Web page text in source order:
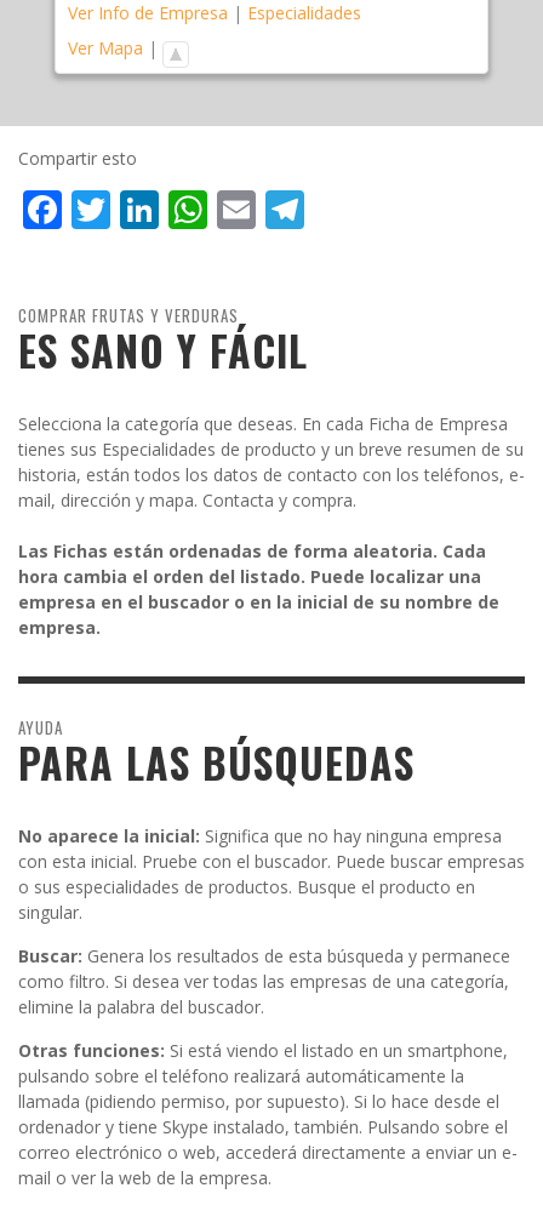
Ver Info de Empresa | Especialidades
Ver Mapa |
Compartir esto
Facebook
Twitter
LinkedIn
WhatsApp
Email
COMPRAR FRUTAS Y VERDURAS
ES SANO Y FÁCIL
Selecciona la categoría que deseas. En cada Ficha de Empresa
tienes sus Especialidades de producto y un breve resumen de su
historia, están todos los datos de contacto con los teléfonos, e-
mail, dirección y mapa. Contacta y compra.
Las Fichas están ordenadas de forma aleatoria. Cada
hora cambia el orden del listado. Puede localizar una
empresa en el buscador o en la inicial de su nombre de
empresa.
AYUDA
PARA LAS BÚSQUEDAS
No aparece la inicial: Significa que no hay ninguna empresa
con esta inicial. Pruebe con el buscador. Puede buscar empresas
o sus especialidades de productos. Busque el producto en
singular.
Buscar: Genera los resultados de esta búsqueda y permanece
como filtro. Si desea ver todas las empresas de una categoría,
elimine la palabra del buscador.
Otras funciones: Si está viendo el listado en un smartphone,
pulsando sobre el teléfono realizará automáticamente la
llamada (pidiendo permiso, por supuesto). Si lo hace desde el
ordenador y tiene Skype instalado, también. Pulsando sobre el
correo electrónico o web, accederá directamente a enviar un e-
mail o ver la web de la empresa.